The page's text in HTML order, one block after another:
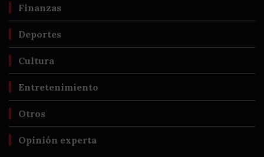
Finanzas
Deportes
Cultura
Entretenimiento
Otros
Opinión experta